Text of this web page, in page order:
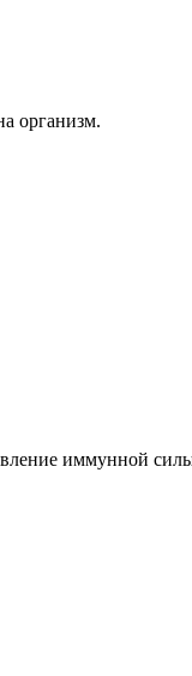
организм.
иммунной